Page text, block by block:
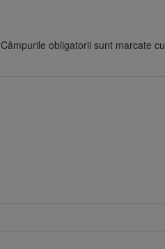
Câmpurile obligatorii sunt marcate cu